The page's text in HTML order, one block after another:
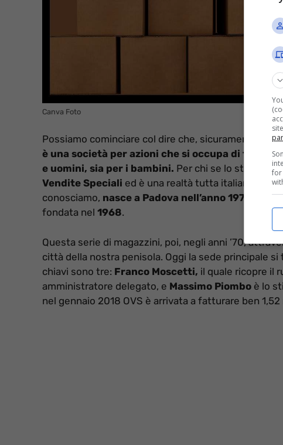
Canva Foto
Possiamo cominciare col dire che, sicuramente, il
è una società per azioni che si occupa di
e uomini, sia per i bambini. Per chi se lo stesse
Vendite Speciali ed è una realtà tutta italiana.
conosciamo, nasce a Padova nell’anno 1972 . Ma,
fondata nel 1968.
Questa serie di magazzini, poi, negli anni ’70,
città della nostra penisola. Oggi la sede principale
chiavi sono tre: Franco Moscetti, il quale ricopre il
amministratore delegato, e Massimo Piombo è lo
nel gennaio 2018 OVS è arrivata a fatturare ben
for